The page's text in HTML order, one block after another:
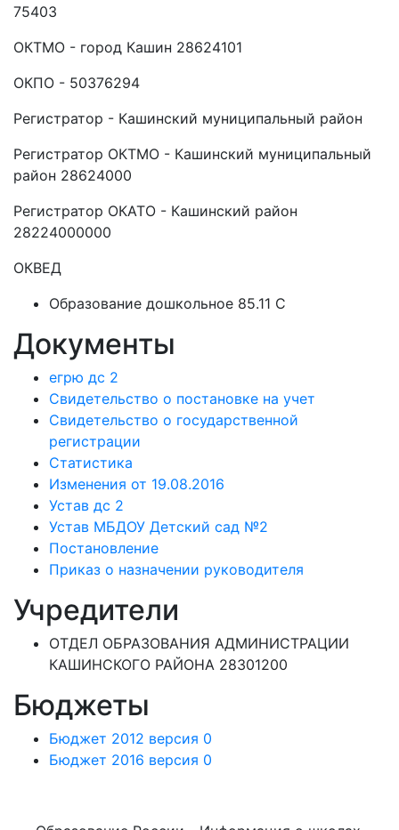
75403
ОКТМО - город Кашин 28624101
ОКПО - 50376294
Регистратор - Кашинский муниципальный район
Регистратор ОКТМО - Кашинский муниципальный
район 28624000
Регистратор ОКАТО - Кашинский район
28224000000
ОКВЕД
Образование дошкольное 85.11 C
Документы
егрю дс 2
Свидетельство о постановке на учет
Свидетельство о государственной
регистрации
Статистика
Изменения от 19.08.2016
Устав дс 2
Устав МБДОУ Детский сад №2
Постановление
Приказ о назначении руководителя
Учредители
ОТДЕЛ ОБРАЗОВАНИЯ АДМИНИСТРАЦИИ
КАШИНСКОГО РАЙОНА 28301200
Бюджеты
Бюджет 2012 версия 0
Бюджет 2016 версия 0